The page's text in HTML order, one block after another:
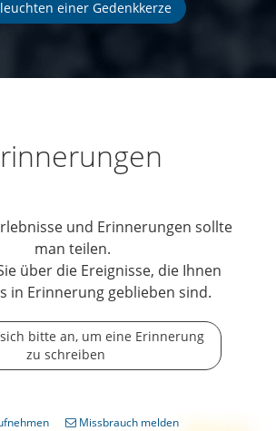
einer Gedenkkerze
und Erinnerungen sollte
man teilen.
über die Ereignisse, die Ihnen
in Erinnerung geblieben sind.
bitte an, um eine Erinnerung
zu schreiben
Missbrauch melden